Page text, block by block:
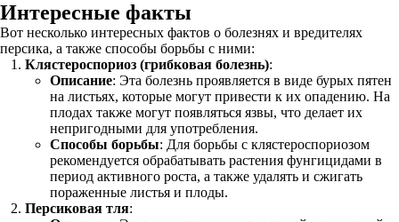
Интересные факты
Вот несколько интересных фактов о болезнях и вредителях
персика, а также способы борьбы с ними:
Клястероспориоз (грибковая болезнь):
Описание: Эта болезнь проявляется в виде бурых пятен
на листьях, которые могут привести к их опадению. На
плодах также могут появляться язвы, что делает их
непригодными для употребления.
Способы борьбы: Для борьбы с клястероспориозом
рекомендуется обрабатывать растения фунгицидами в
период активного роста, а также удалять и сжигать
пораженные листья и плоды.
Персиковая тля: